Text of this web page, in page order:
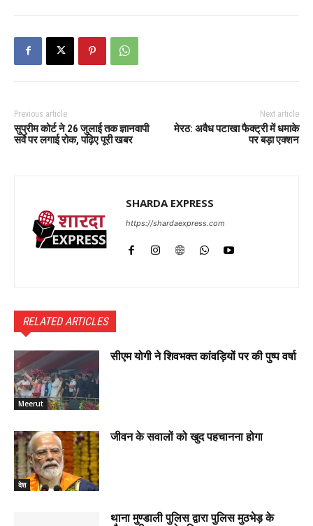
Previous article
सुप्रीम कोर्ट ने 26 जुलाई तक ज्ञानवापी
सर्वे पर लगाई रोक, पढ़िए पूरी खबर
Next article
मेरठ: अवैध पटाखा फैक्ट्री में धमाके
पर बड़ा एक्शन
SHARDA EXPRESS
https://shardaexpress.com
RELATED ARTICLES
Meerut
सीएम योगी ने शिवभक्त कांवड़ियों पर की पुष्प वर्षा
देश
जीवन के सवालों को खुद पहचानना होगा
थाना मुण्डाली पुलिस द्वारा पुलिस मुठभेड़ के